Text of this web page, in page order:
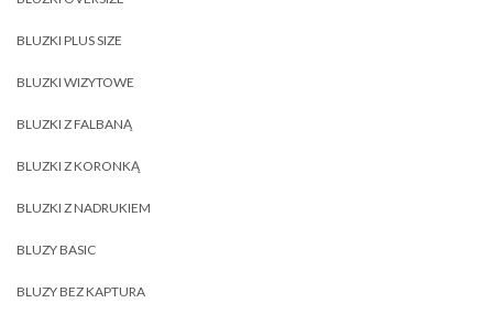
BLUZKI PLUS SIZE
BLUZKI WIZYTOWE
BLUZKI Z FALBANĄ
BLUZKI Z KORONKĄ
BLUZKI Z NADRUKIEM
BLUZY BASIC
BLUZY BEZ KAPTURA